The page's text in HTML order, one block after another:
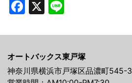
Facebook
X
オートバックス東戸塚
神奈川県横浜市戸塚区品濃町545-3